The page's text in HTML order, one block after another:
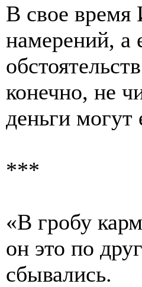
В свое время
намерений, а
конечно, не
деньги могут
***
«В гробу
он это по
сбывались.